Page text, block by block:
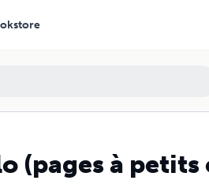
(pages à petits